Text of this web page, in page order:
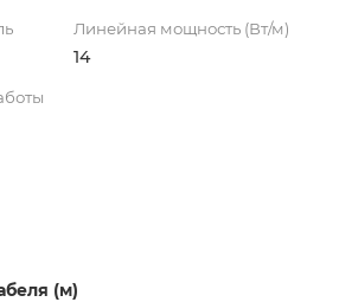
Линейная мощность (Вт/м)
14
(м)